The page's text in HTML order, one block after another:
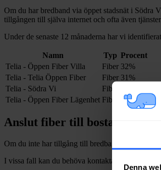
Denna
Om du har bredband via öppet stadsnät i Södra
tillgången till själva internet och ofta även
Under de senaste 12 månaderna har vi
Namn Typ Procent
Telia - Öppen Fiber Villa
Fiber 32%
Telia - Telia Öppen Fiber
Fiber 31%
Telia - Södra Vi
Fiber
Telia - Öppen Fiber Lägenhet Fiber 7%
Anslut fiber till bostad i
Om du inte har tillgång till bredband via fiber
I vissa fall kan du behöva kontakta en nätägare